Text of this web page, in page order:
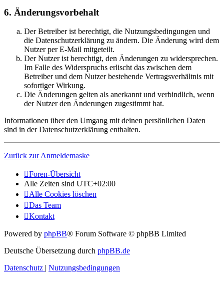
6. Änderungsvorbehalt
Der Betreiber ist berechtigt, die Nutzungsbedingungen und
die Datenschutzerklärung zu ändern. Die Änderung wird dem
Nutzer per E-Mail mitgeteilt.
Der Nutzer ist berechtigt, den Änderungen zu widersprechen.
Im Falle des Widerspruchs erlischt das zwischen dem
Betreiber und dem Nutzer bestehende Vertragsverhältnis mit
sofortiger Wirkung.
Die Änderungen gelten als anerkannt und verbindlich, wenn
der Nutzer den Änderungen zugestimmt hat.
Informationen über den Umgang mit deinen persönlichen Daten
sind in der Datenschutzerklärung enthalten.
Zurück zur Anmeldemaske
Foren-Übersicht
Alle Zeiten sind UTC+02:00
Alle Cookies löschen
Das Team
Kontakt
Powered by phpBB® Forum Software © phpBB Limited
Deutsche Übersetzung durch phpBB.de
Datenschutz | Nutzungsbedingungen